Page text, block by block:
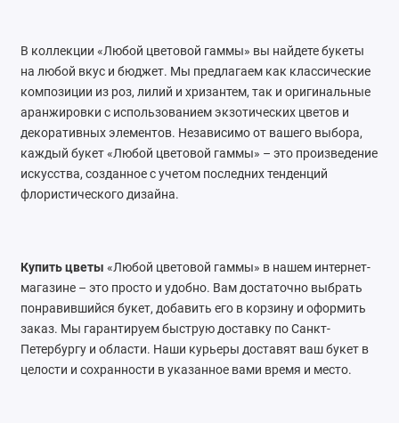
В коллекции «Любой цветовой гаммы» вы найдете букеты
на любой вкус и бюджет. Мы предлагаем как классические
композиции из роз, лилий и хризантем, так и оригинальные
аранжировки с использованием экзотических цветов и
декоративных элементов. Независимо от вашего выбора,
каждый букет «Любой цветовой гаммы» – это произведение
искусства, созданное с учетом последних тенденций
флористического дизайна.
Купить цветы «Любой цветовой гаммы» в нашем интернет-
магазине – это просто и удобно. Вам достаточно выбрать
понравившийся букет, добавить его в корзину и оформить
заказ. Мы гарантируем быструю доставку по Санкт-
Петербургу и области. Наши курьеры доставят ваш букет в
целости и сохранности в указанное вами время и место.